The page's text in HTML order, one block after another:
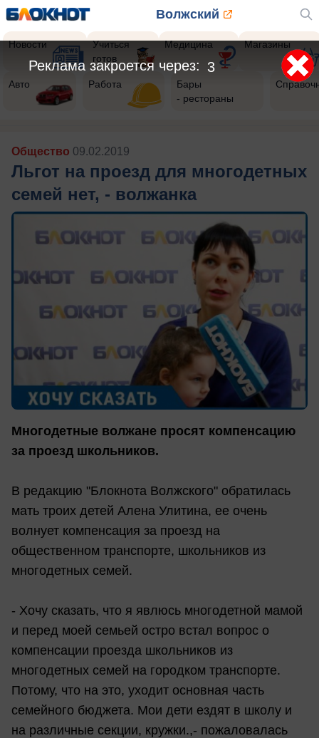
Волжский
Новости
Учиться
готов
Медицина Магазины
Авто Работа
Бары
- рестораны
Общество 09.02.2019
Льгот на проезд для многодетных
семей нет, - волжанка
Многодетные волжане просят компенсацию
за проезд школьников.
В редакцию "Блокнота Волжского" обратилась
мать троих детей Алена Улитина, ее очень
волнует компенсация за проезд на
общественном транспорте, школьников из
многодетных семей.
- Хочу сказать, что я явлюсь многодетной мамой
и перед моей семьей остро встал вопрос о
компенсации проезда школьников из
многодетных семей на городком транспорте.
Потому, что на это, уходит основная часть
семейного бюджета. Мои дети ездят в школу и
на различные секции, кружки.,- пожаловалась
1
Реклама закроется через: